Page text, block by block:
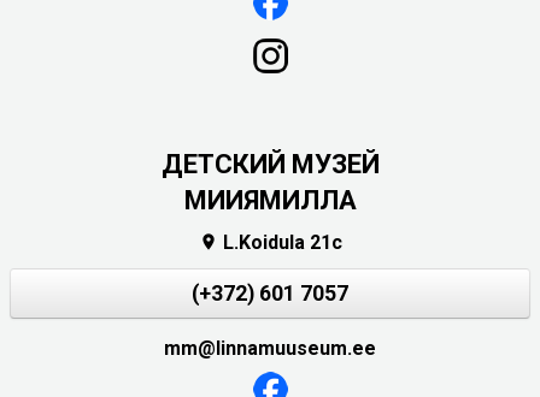
ДЕТСКИЙ МУЗЕЙ
МИИЯМИЛЛА
 L.Koidula 21c
(+372) 601 7057
mm@linnamuuseum.ee